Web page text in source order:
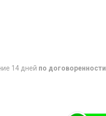
14 дней по договоренности